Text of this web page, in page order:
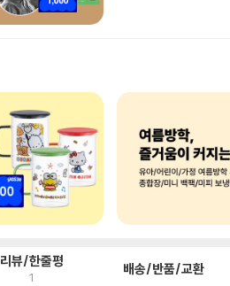
리뷰/한줄평
1 배송/반품/교환